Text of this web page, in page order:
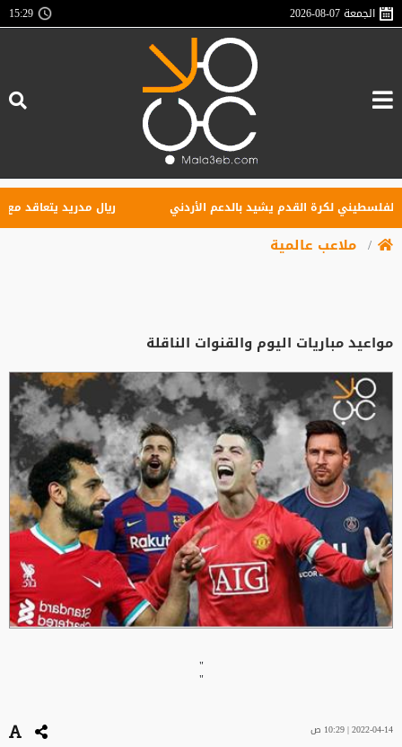
الجمعة2026-08-07
15:29
لكرة القدم يشيد بالدعم الأردني ريال مدريد يتعاقد مع
ملاعب عالمية
مواعيد مباريات اليوم والقنوات الناقلة
"
"
2022-04-14 | 10:29 ص